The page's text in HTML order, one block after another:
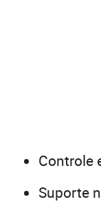
Controle
Suporte